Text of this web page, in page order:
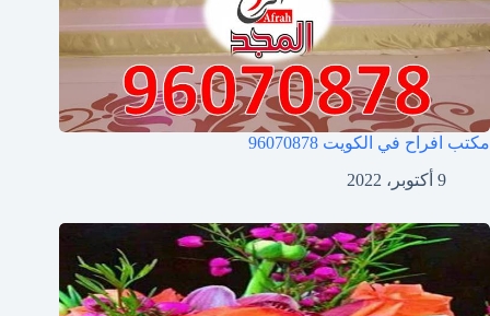
مكتب افراح في الكويت 96070878
9 أكتوبر، 2022